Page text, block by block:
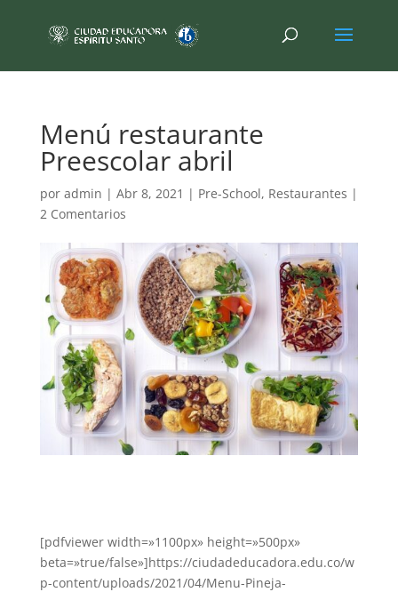
Menú restaurante
Preescolar abril
por admin | Abr 8, 2021 | Pre-School, Restaurantes |
2 Comentarios
[pdfviewer width=»1100px» height=»500px»
beta=»true/false»]https://ciudadeducadora.edu.co/w
p-content/uploads/2021/04/Menu-Pineja-